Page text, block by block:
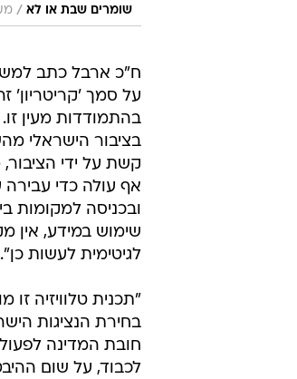
שומרים שבת או לא /
ח"כ ארבל כתב
על סמך 'קריטריון'
בהתמודדות מעין
בציבור הישראלי
קשת על ידי
ובכניסה למקומות
שימוש במידע, אין
לגיטימית לעשות כן".
"תכנית טלוויזיה
בחירת הנציגות
חובת המדינה לפעול
לכבוד, על שום